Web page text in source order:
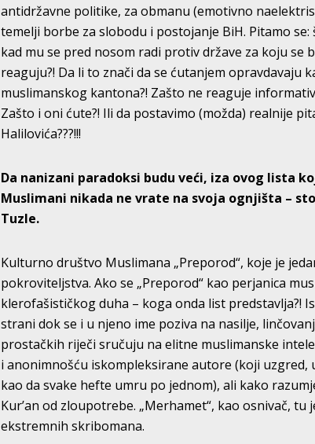
antidržavne politike, za obmanu (emotivno
temelji borbe za slobodu i postojanje BiH. Pitamo
kad mu se pred nosom radi protiv države za koju se
reaguju?! Da li to znači da se ćutanjem opravdavaju
muslimanskog kantona?! Zašto ne reaguje
Zašto i oni ćute?! Ili da postavimo (možda) realnije
Halilovića???!!!
Da nanizani paradoksi budu veći, iza ovog lista
Muslimani nikada ne vrate na svoja ognjišta –
Tuzle.
Kulturno društvo Muslimana „Preporod“, koje je
pokroviteljstva. Ako se „Preporod“ kao perjanica
klerofašističkog duha – koga onda list predstavlja?!
strani dok se i u njeno ime poziva na nasilje,
prostačkih riječi sručuju na elitne muslimanske
i anonimnošću iskompleksirane autore (koji
kao da svake hefte umru po jednom), ali kako
Kur’an od zloupotrebe. „Merhamet“, kao osnivač, tu
ekstremnih skribomana.